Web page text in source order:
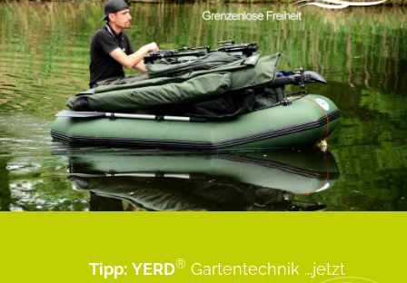
Tipp: YERD® Gartentechnik ...jetzt